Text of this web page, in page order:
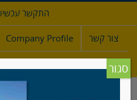
התקשר עכשיו 5765*
צור קשר Company Profile
סגור